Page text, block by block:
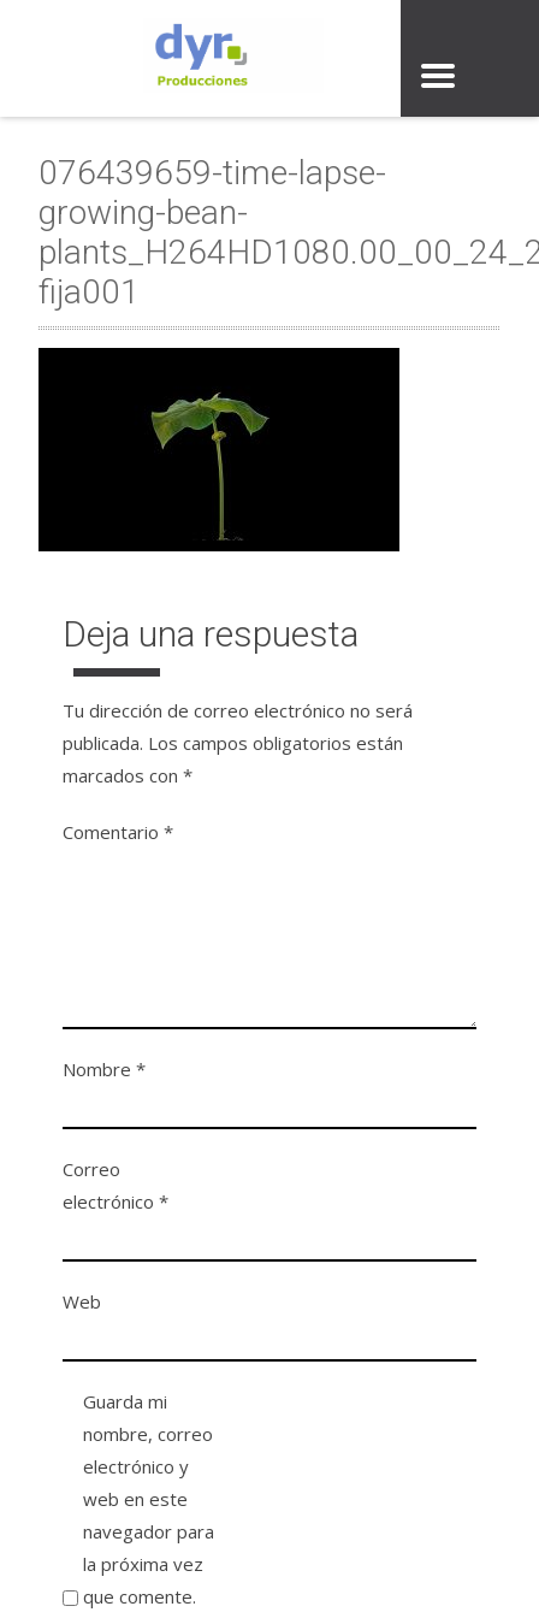
076439659-time-lapse-
growing-bean-
fija001
Deja una respuesta
Tu dirección de correo electrónico no será
publicada. Los campos obligatorios están
marcados con*
Comentario*
Nombre*
Correo
electrónico*
Web
Guarda mi
nombre, correo
electrónico y
web en este
navegador para
la próxima vez
que comente.